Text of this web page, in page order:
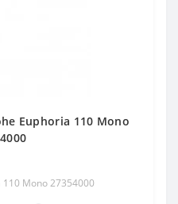
Euphoria 110 Mono
110 Mono 27354000